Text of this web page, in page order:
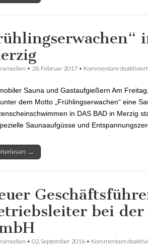
• 28. Februar 2017 • Kommentare deaktiviert
Sauna und Gastaufgießern Am
dem Motto „Frühlingserwachen“ eine
in DAS BAD in Merzig
Saunaaufgüsse und
→
bei der
• 02. September 2016 • Kommentare